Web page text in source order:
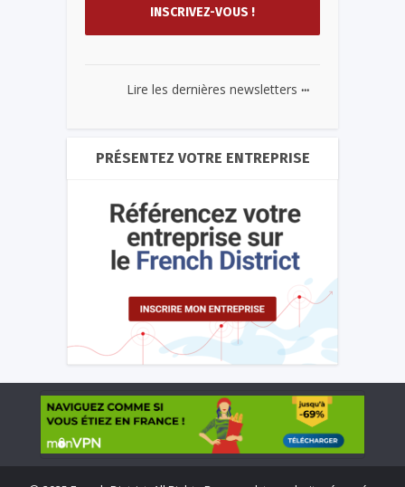
Lire les dernières newsletters ...
PRÉSENTEZ VOTRE ENTREPRISE